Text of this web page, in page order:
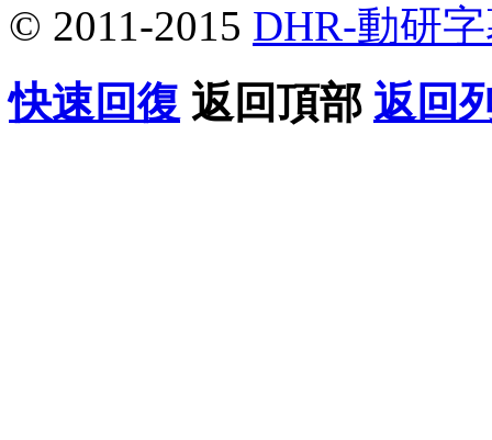
© 2011-2015 DHR-動研
快速回復 返回頂部 返回